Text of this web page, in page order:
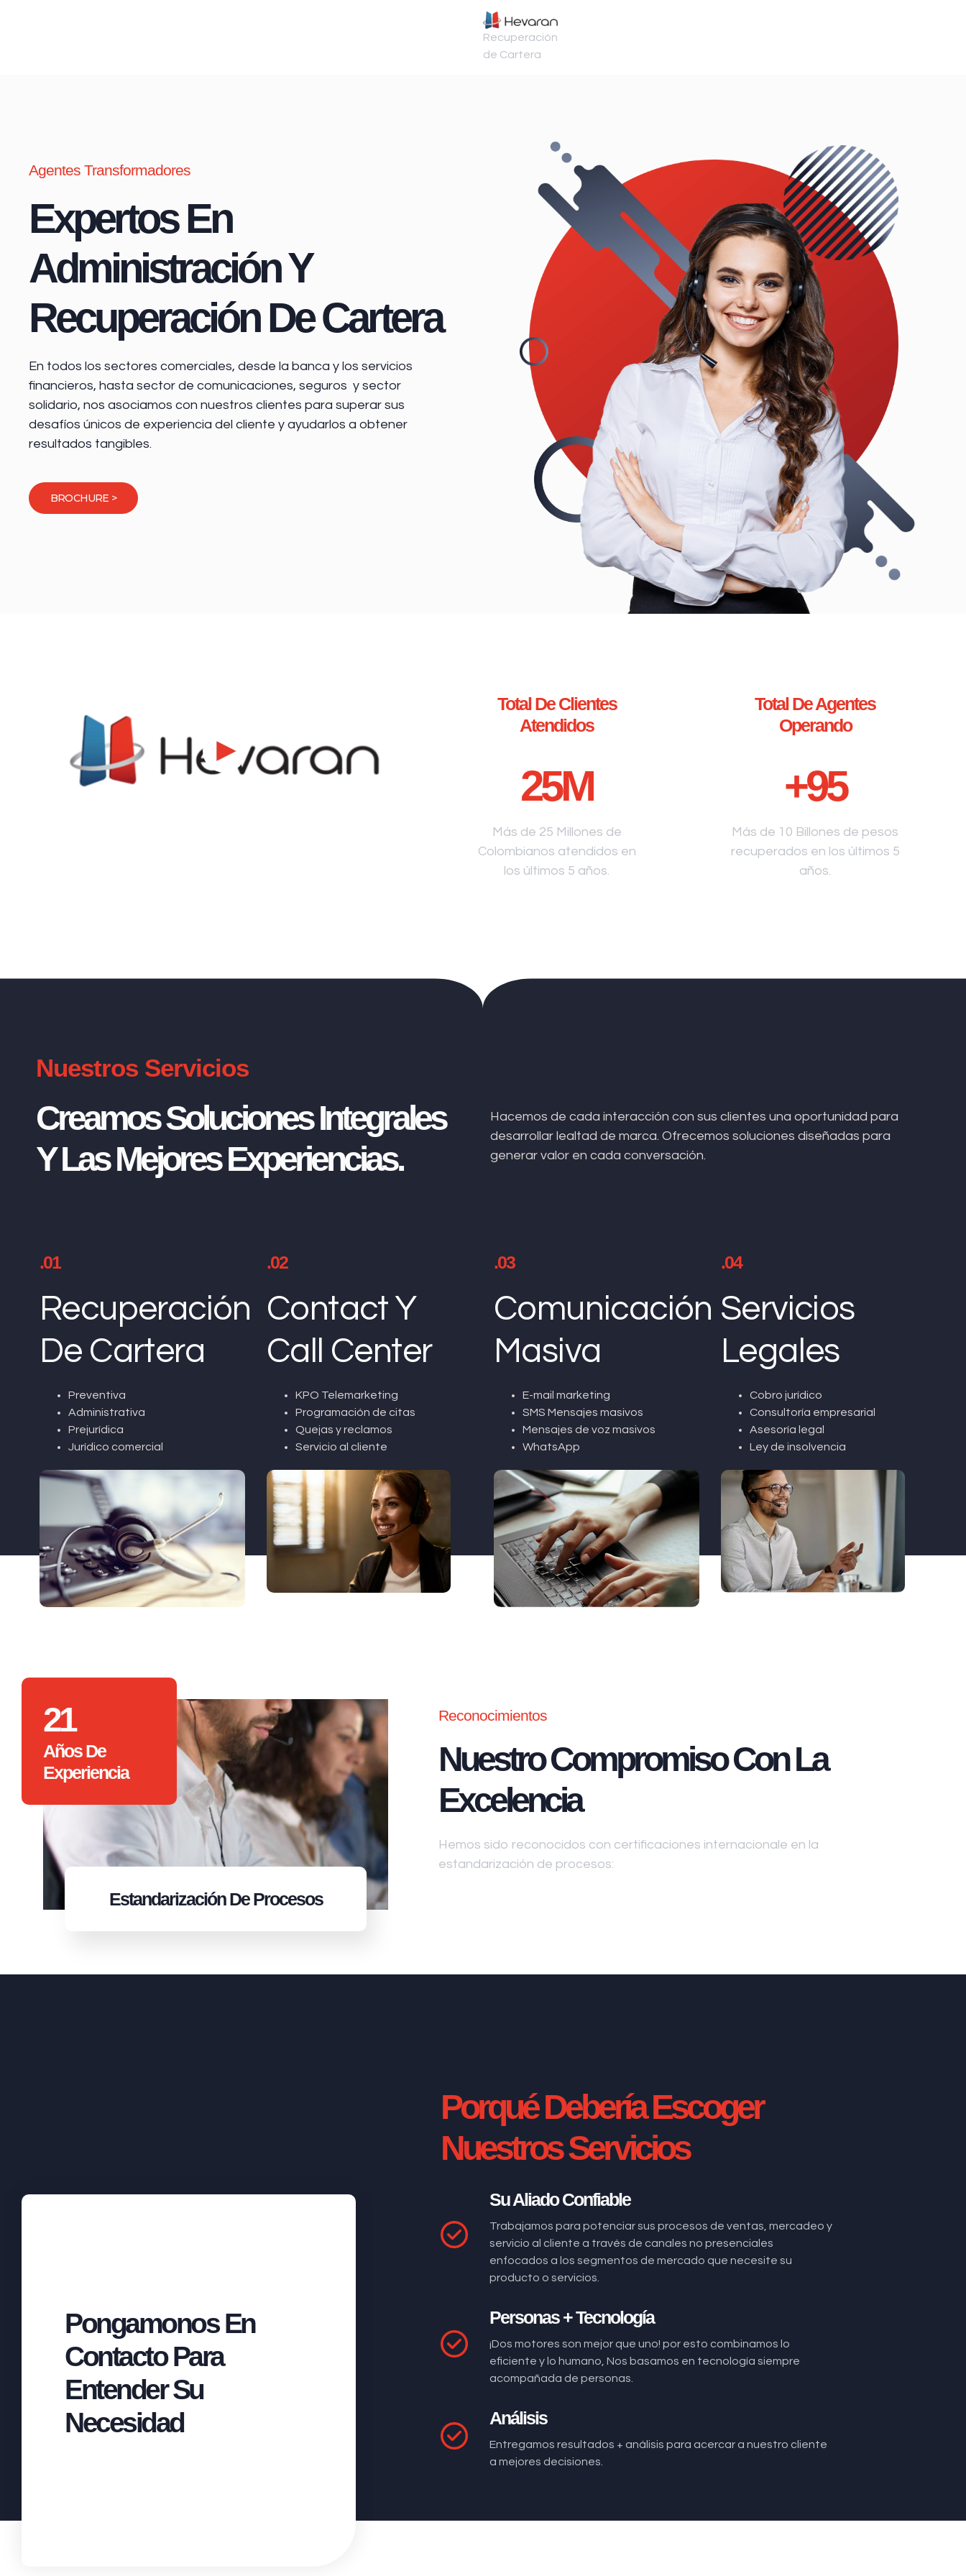
Recuperación
de Cartera
Agentes Transformadores
Expertos En
Administración Y
Recuperación De Cartera
En todos los sectores comerciales, desde la banca y los servicios
financieros, hasta sector de comunicaciones, seguros y sector
solidario, nos asociamos con nuestros clientes para superar sus
desafíos únicos de experiencia del cliente y ayudarlos a obtener
resultados tangibles.
BROCHURE >
Total De Clientes
Atendidos
25M
Más de 25 Millones de
Colombianos atendidos en
los últimos 5 años.
Total De Agentes
Operando
+95
Más de 10 Billones de pesos
recuperados en los últimos 5
años.
Nuestros Servicios
Creamos Soluciones Integrales
Y Las Mejores Experiencias.
Hacemos de cada interacción con sus clientes una oportunidad para
desarrollar lealtad de marca. Ofrecemos soluciones diseñadas para
generar valor en cada conversación.
.01
Recuperación
De Cartera
Preventiva
Administrativa
Prejurídica
Jurídico comercial
.02
Contact Y
Call Center
KPO Telemarketing
Programación de citas
Quejas y reclamos
Servicio al cliente
.03
Comunicación
Masiva
E-mail marketing
SMS Mensajes masivos
Mensajes de voz masivos
WhatsApp
.04
Servicios
Legales
Cobro jurídico
Consultoría empresarial
Asesoría legal
Ley de insolvencia
21
Años De
Experiencia
EstandarizaciónDe Procesos
Reconocimientos
Nuestro Compromiso Con La
Excelencia
Hemos sido reconocidos con certificaciones internacionale en la
estandarización de procesos:
Pongamonos En
Contacto Para
Entender Su
Necesidad
Porqué Debería Escoger
Nuestros Servicios
Su Aliado Confiable
Trabajamos para potenciar sus procesos de ventas, mercadeo y
servicio al cliente a través de canales no presenciales
enfocados a los segmentos de mercado que necesite su
producto o servicios.
Personas + Tecnología
¡Dos motores son mejor que uno! por esto combinamos lo
eficiente y lo humano, Nos basamos en tecnología siempre
acompañada de personas.
Análisis
Entregamos resultados + análisis para acercar a nuestro cliente
a mejores decisiones.